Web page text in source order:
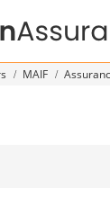
MAIF